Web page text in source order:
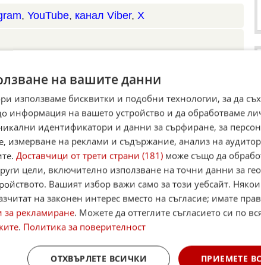
, YouTube, канал Viber, X
в Google
на вашите данни
използваме бисквитки и подобни технологии, за да
информация на вашето устройство и да обработваме
идентификатори и данни за сърфиране, за
измерване на реклами и съдържание, анализ на
Доставчици от трети страни (181) може също да
цели, включително използване на точни данни за
Вашият избор важи само за този уебсайт. Някои
на законен интерес вместо на съгласие; имате
за рекламиране. Можете да оттеглите съгласието си по
. Политика за поверителност
ПРИЕМЕТЕ
ОТХВЪРЛЕТЕ ВСИЧКИ